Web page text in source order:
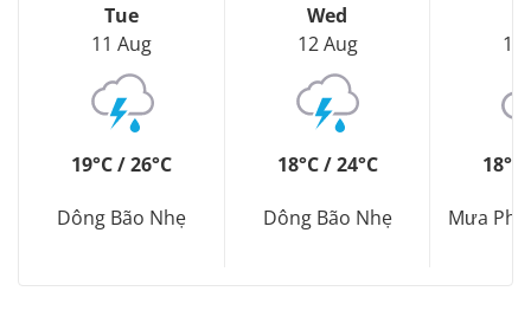
Tue
11 Aug
19°C / 26°C
Dông Bão Nhẹ
Wed
12 Aug
18°C / 24°C
Dông Bão Nhẹ
13
18°C
Mưa